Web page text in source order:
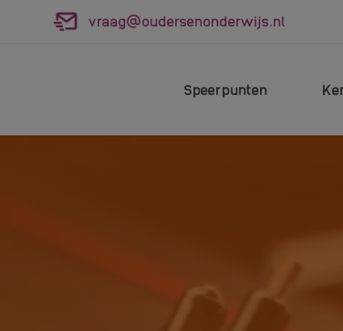
vraag@oudersenonderwijs.nl
Speerpunten